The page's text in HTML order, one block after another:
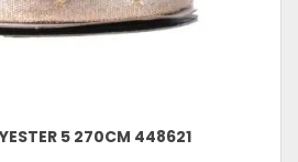
5 270CM 448621